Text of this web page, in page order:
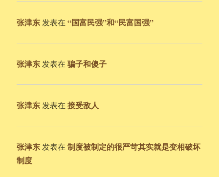
张津东 发表在“国富民强”和“民富国强”
张津东 发表在骗子和傻子
张津东 发表在接受敌人
张津东 发表在制度被制定的很严苛其实就是变相破坏
制度